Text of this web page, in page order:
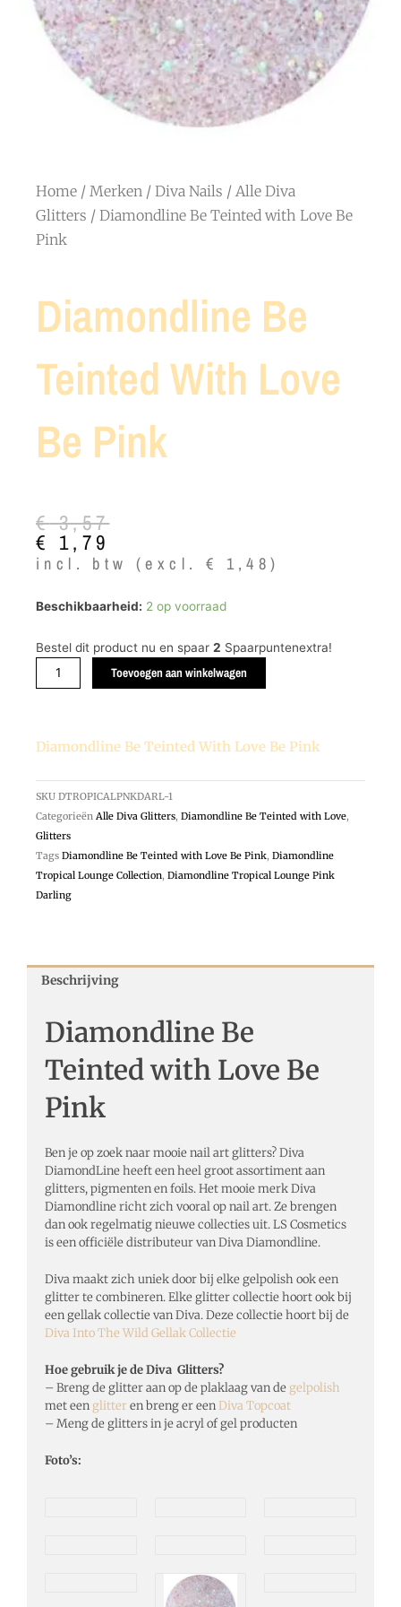
Home / Merken / Diva Nails / Alle Diva
Glitters / Diamondline Be Teinted with Love Be
Pink
Diamondline Be
Teinted With Love
Be Pink
€3,57
Oorspronkelijke
prijs
was:
€ 1,79
Huidige
prijs
is:
incl. btw (excl. € 1,48)
Beschikbaarheid: 2 op voorraad
Bestel dit product nu en spaar 2 Spaarpuntenextra!
Diamondline
Teinted
aantal
Toevoegen aan winkelwagen
Diamondline Be Teinted With Love Be Pink
SKU DTROPICALPNKDARL-1
Categorieën Alle Diva Glitters, Diamondline Be Teinted with Love,
Glitters
Tags Diamondline Be Teinted with Love Be Pink, Diamondline
Tropical Lounge Collection, Diamondline Tropical Lounge Pink
Darling
Beschrijving
Diamondline Be
Teinted with Love Be
Pink
Ben je op zoek naar mooie nail art glitters? Diva
DiamondLine heeft een heel groot assortiment aan
glitters, pigmenten en foils. Het mooie merk Diva
Diamondline richt zich vooral op nail art. Ze brengen
dan ook regelmatig nieuwe collecties uit. LS Cosmetics
is een officiële distributeur van Diva Diamondline.
Diva maakt zich uniek door bij elke gelpolish ook een
glitter te combineren. Elke glitter collectie hoort ook bij
een gellak collectie van Diva. Deze collectie hoort bij de
Diva Into The Wild Gellak Collectie
Hoe gebruik je de Diva Glitters?
– Breng de glitter aan op de plaklaag van de gelpolish
met een glitteren breng er eenDiva Topcoat
– Meng de glitters in je acryl of gel producten
Foto’s: